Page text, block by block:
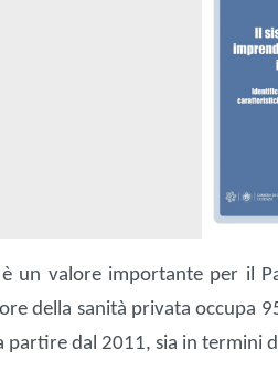
un valore importante per il
della sanità privata occupa
partire dal 2011, sia in termini